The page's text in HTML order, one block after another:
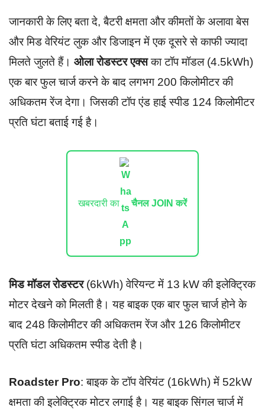
जानकारी के लिए बता दे, बैटरी क्षमता और कीमतों के अलावा बेस
और मिड वेरियंट लुक और डिजाइन में एक दूसरे से काफी ज्यादा
मिलते जुलते हैं। ओला रोडस्टर एक्सका टॉप मॉडल (4.5kWh)
एक बार फुल चार्ज करने के बाद लगभग 200 किलोमीटर की
अधिकतम रेंज देगा। जिसकी टॉप एंड हाई स्पीड 124 किलोमीटर
प्रति घंटा बताई गई है।
खबरदारी का चैनल JOIN करें
मिड मॉडल रोडस्टर(6kWh) वेरियन्ट में 13 kW की इलेक्ट्रिक
मोटर देखने को मिलती है। यह बाइक एक बार फुल चार्ज होने के
बाद 248 किलोमीटर की अधिकतम रेंज और 126 किलोमीटर
प्रति घंटा अधिकतम स्पीड देती है।
Roadster Pro: बाइक के टॉप वेरियंट (16kWh) में 52kW
क्षमता की इलेक्ट्रिक मोटर लगाई है। यह बाइक सिंगल चार्ज में